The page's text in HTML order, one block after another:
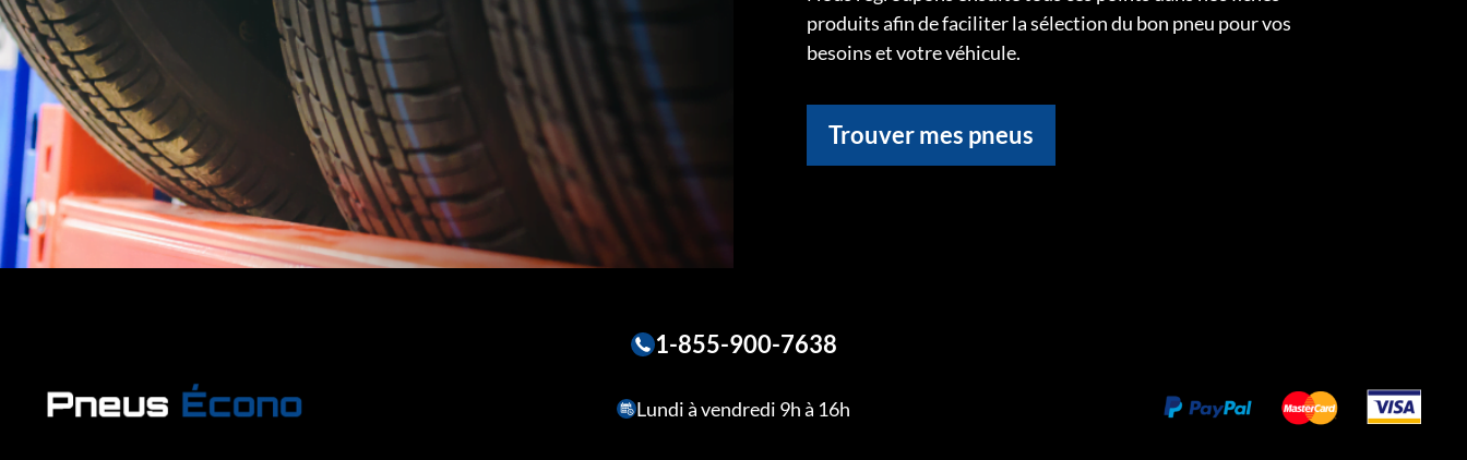
produits afin de faciliter la sélection du bon pneu pour vos
besoins et votre véhicule.
Trouver mes pneus
1-855-900-7638
Lundi à vendredi 9h à 16h